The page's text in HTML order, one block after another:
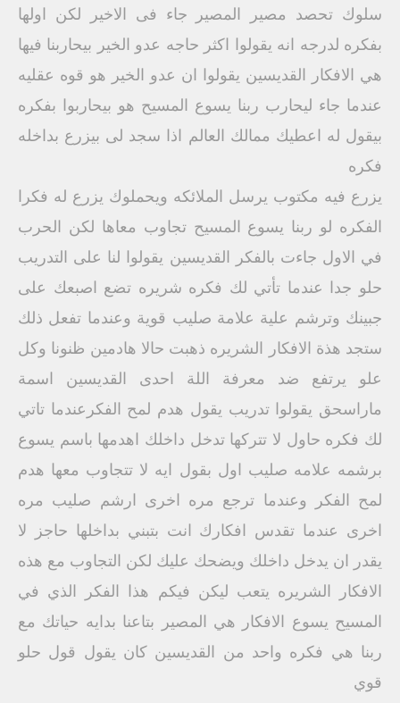
سلوك تحصد مصير المصير جاء فى الاخير لكن اولها
بفكره لدرجه انه يقولوا اكثر حاجه عدو الخير بيحاربنا فيها
هي الافكار القديسين يقولوا ان عدو الخير هو قوه عقليه
عندما جاء ليحارب ربنا يسوع المسيح هو بيحاربوا بفكره
بيقول له اعطيك ممالك العالم اذا سجد لى بيزرع بداخله
فكره
يزرع فيه مكتوب يرسل الملائكه ويحملوك يزرع له فكرا
الفكره لو ربنا يسوع المسيح تجاوب معاها لكن الحرب
في الاول جاءت بالفكر القديسين يقولوا لنا على التدريب
حلو جدا عندما تأتي لك فكره شريره تضع اصبعك على
جبينك وترشم علية علامة صليب قوية وعندما تفعل ذلك
ستجد هذة الافكار الشريره ذهبت حالا هادمين ظنونا وكل
علو يرتفع ضد معرفة اللة احدى القديسين اسمة
ماراسحق يقولوا تدريب يقول هدم لمح الفكرعندما تاتي
لك فكره حاول لا تتركها تدخل داخلك اهدمها باسم يسوع
برشمه علامه صليب اول بقول ايه لا تتجاوب معها هدم
لمح الفكر وعندما ترجع مره اخرى ارشم صليب مره
اخرى عندما تقدس افكارك انت بتبني بداخلها حاجز لا
يقدر ان يدخل داخلك ويضحك عليك لكن التجاوب مع هذه
الافكار الشريره يتعب ليكن فيكم هذا الفكر الذي في
المسيح يسوع الافكار هي المصير بتاعنا بدايه حياتك مع
ربنا هي فكره واحد من القديسين كان يقول قول حلو
قوي